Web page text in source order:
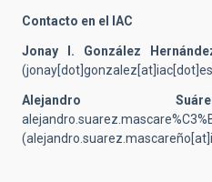
Contacto en el IAC
Jonay I. González
Alejandro